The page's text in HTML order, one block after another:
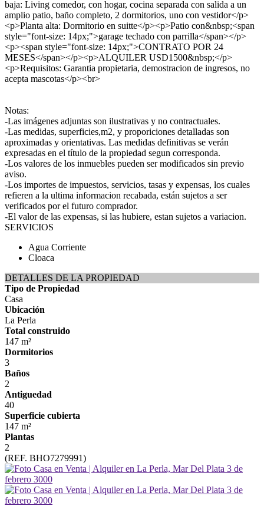
baja: Living comedor, con hogar, cocina separada con salida a un
amplio patio, baño completo, 2 dormitorios, uno con vestidor</p>
<p>Planta alta: Dormitorio en suitte</p><p>Patio con&nbsp;<span
style="font-size: 14px;">garage techado con parrilla</span></p>
<p><span style="font-size: 14px;">CONTRATO POR 24
MESES</span></p><p>ALQUILER USD1500&nbsp;</p>
<p>Requisitos: Garantia propietaria, demostracion de ingresos, no
acepta mascotas</p><br>
Notas:
-Las imágenes adjuntas son ilustrativas y no contractuales.
-Las medidas, superficies,m2, y proporiciones detalladas son
aproximadas y orientativas. Las medidas definitivas se verán
expresadas en el título de la propiedad segun corresponda.
-Los valores de los inmuebles pueden ser modificados sin previo
aviso.
-Los importes de impuestos, servicios, tasas y expensas, los cuales
refieren a la ultima informacion recabada, están sujetos a ser
verificados por el futuro comprador.
-El valor de las expensas, si las hubiere, estan sujetos a variacion.
SERVICIOS
Agua Corriente
Cloaca
DETALLES DE LA PROPIEDAD
Tipo de Propiedad
Casa
Ubicación
La Perla
Total construido
147 m²
Dormitorios
3
Baños
2
Antiguedad
40
Superficie cubierta
147 m²
Plantas
2
(REF. BHO7279991)